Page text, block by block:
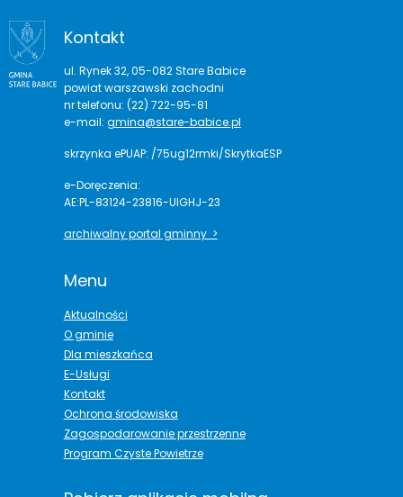
Kontakt
ul. Rynek 32, 05-082 Stare Babice
powiat warszawski zachodni
nr telefonu: (22) 722-95-81
e-mail: gmina@stare-babice.pl
skrzynka ePUAP: /75ug12rmki/SkrytkaESP
e-Doręczenia:
AE:PL-83124-23816-UIGHJ-23
archiwalny portal gminny >
Menu
Aktualności
O gminie
Dla mieszkańca
E-Usługi
Kontakt
Ochrona środowiska
Zagospodarowanie przestrzenne
Program Czyste Powietrze